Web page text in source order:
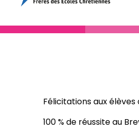
Félicitations aux élèves
100 % de réussite au